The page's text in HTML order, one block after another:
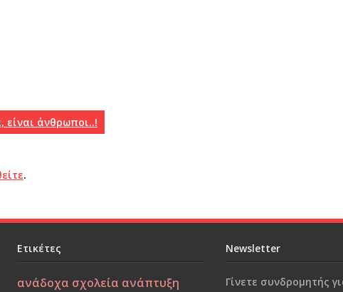
άνθρωποι..!
.
Ετικέτες
ανάδοχα σχολεία ανάπτυξη
Newsletter
Γίνετε συνδρομητής